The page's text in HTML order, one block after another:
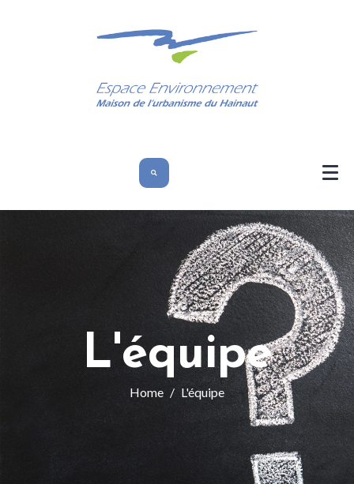
L'équipe
Home L'équipe